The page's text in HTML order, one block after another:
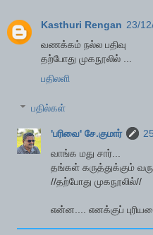
Kasthuri Rengan 23/
வணக்கம் நல்ல பதிவு
தற்போது முகநூலில் ...
பதிலளி
பதில்கள்
'பரிவை' சே.குமார்
வாங்க மது சார்...
தங்கள் கருத்துக்கும்
//தற்போது முகநூலில்//
என்ன.... எனக்குப்